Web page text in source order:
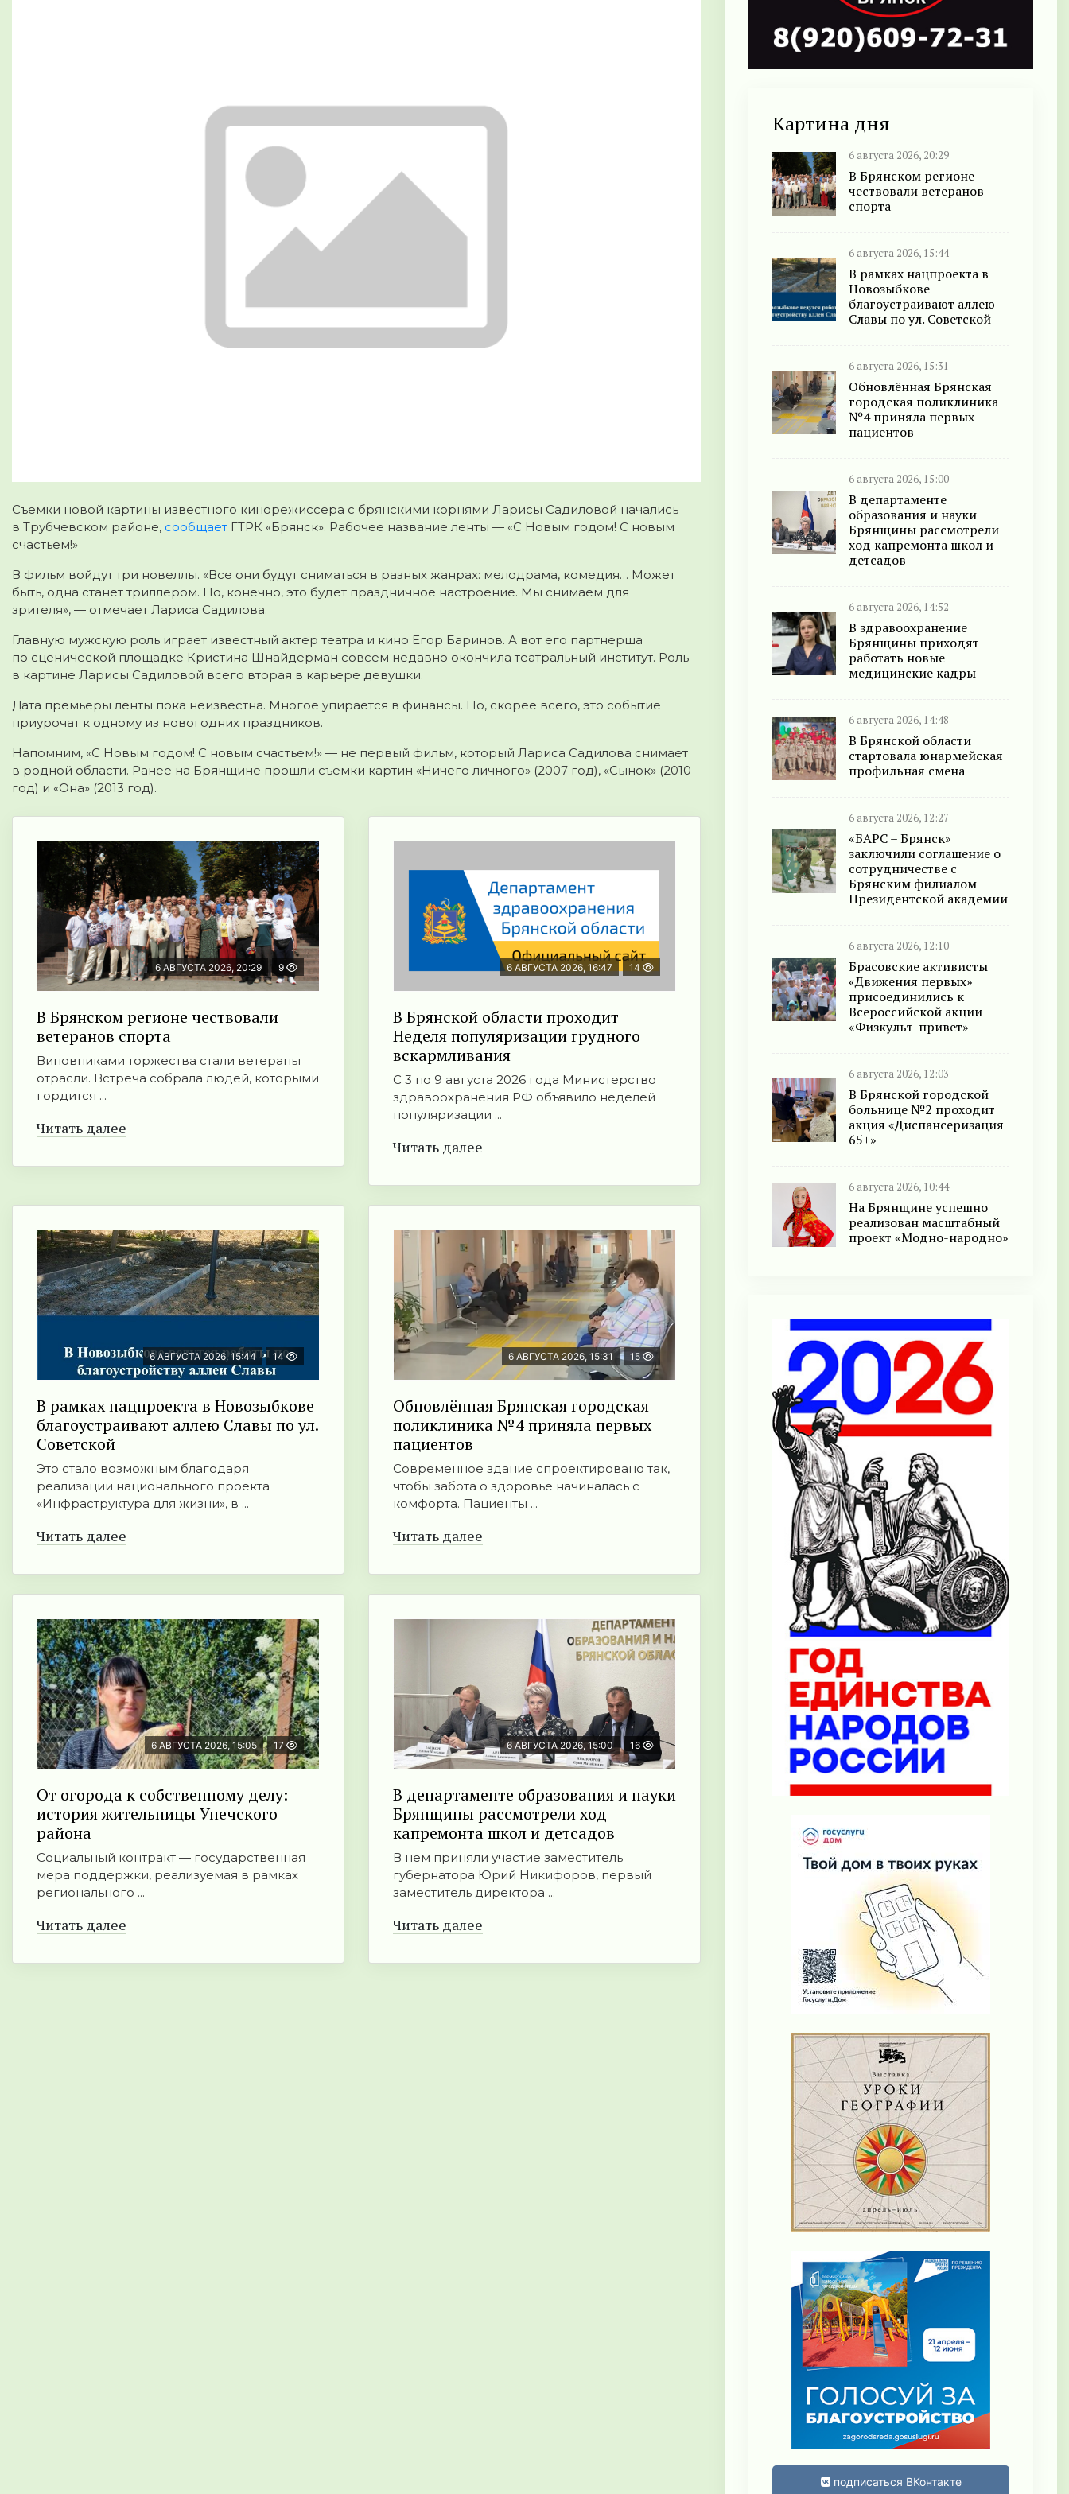
Съемки новой картины известного кинорежиссера с брянскими корнями Ларисы Садиловой начались
в Трубчевском районе, сообщает ГТРК «Брянск». Рабочее название ленты — «С Новым годом! С новым
счастьем!»
В фильм войдут три новеллы. «Все они будут сниматься в разных жанрах: мелодрама, комедия… Может
быть, одна станет триллером. Но, конечно, это будет праздничное настроение. Мы снимаем для
зрителя», — отмечает Лариса Садилова.
Главную мужскую роль играет известный актер театра и кино Егор Баринов. А вот его партнерша
по сценической площадке Кристина Шнайдерман совсем недавно окончила театральный институт. Роль
в картине Ларисы Садиловой всего вторая в карьере девушки.
Дата премьеры ленты пока неизвестна. Многое упирается в финансы. Но, скорее всего, это событие
приурочат к одному из новогодних праздников.
Напомним, «С Новым годом! С новым счастьем!» — не первый фильм, который Лариса Садилова снимает
в родной области. Ранее на Брянщине прошли съемки картин «Ничего личного» (2007 год), «Сынок» (2010
год) и «Она» (2013 год).
6 АВГУСТА 2026, 20:29 9
В Брянском регионе чествовали
ветеранов спорта
Виновниками торжества стали ветераны
отрасли. Встреча собрала людей, которыми
гордится ...
Читать далее
6 АВГУСТА 2026, 16:47 14
В Брянской области проходит
Неделя популяризации грудного
вскармливания
С 3 по 9 августа 2026 года Министерство
здравоохранения РФ объявило неделей
популяризации ...
Читать далее
6 АВГУСТА 2026, 15:44 14
В рамках нацпроекта в Новозыбкове
благоустраивают аллею Славы по ул.
Советской
Это стало возможным благодаря
реализации национального проекта
«Инфраструктура для жизни», в ...
Читать далее
6 АВГУСТА 2026, 15:31 15
Обновлённая Брянская городская
поликлиника №4 приняла первых
пациентов
Современное здание спроектировано так,
чтобы забота о здоровье начиналась с
комфорта. Пациенты ...
Читать далее
6 АВГУСТА 2026, 15:05 17
От огорода к собственному делу:
история жительницы Унечского
района
Социальный контракт — государственная
мера поддержки, реализуемая в рамках
регионального ...
Читать далее
6 АВГУСТА 2026, 15:00 16
В департаменте образования и науки
Брянщины рассмотрели ход
капремонта школ и детсадов
В нем приняли участие заместитель
губернатора Юрий Никифоров, первый
заместитель директора ...
Читать далее
Картина дня
6 августа 2026, 20:29
В Брянском регионе
чествовали ветеранов
спорта
6 августа 2026, 15:44
В рамках нацпроекта в
Новозыбкове
благоустраивают аллею
Славы по ул. Советской
6 августа 2026, 15:31
Обновлённая Брянская
городская поликлиника
№4 приняла первых
пациентов
6 августа 2026, 15:00
В департаменте
образования и науки
Брянщины рассмотрели
ход капремонта школ и
детсадов
6 августа 2026, 14:52
В здравоохранение
Брянщины приходят
работать новые
медицинские кадры
6 августа 2026, 14:48
В Брянской области
стартовала юнармейская
профильная смена
6 августа 2026, 12:27
«БАРС – Брянск»
заключили соглашение о
сотрудничестве с
Брянским филиалом
Президентской академии
6 августа 2026, 12:10
Брасовские активисты
«Движения первых»
присоединились к
Всероссийской акции
«Физкульт-привет»
6 августа 2026, 12:03
В Брянской городской
больнице №2 проходит
акция «Диспансеризация
65+»
6 августа 2026, 10:44
На Брянщине успешно
реализован масштабный
проект «Модно-народно»
подписаться ВКонтакте